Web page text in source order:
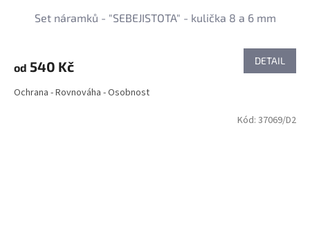
Set náramků - "SEBEJISTOTA" - kulička 8 a 6 mm
od 540 Kč DETAIL
Ochrana - Rovnováha - Osobnost
Kód: 37069/D2